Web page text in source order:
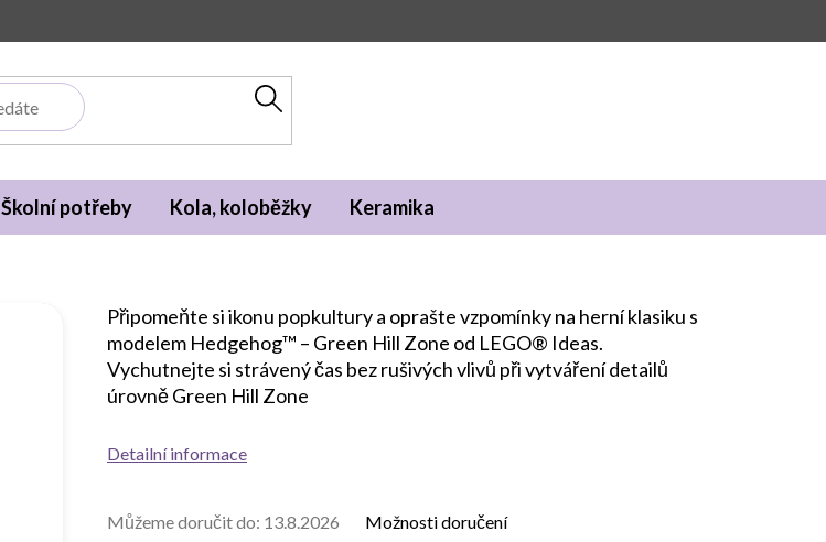
Školní potřeby Kola, koloběžky Keramika
Můžeme doručit do: 13.8.2026 Možnosti doručení
Připomeňte si ikonu popkultury a oprašte vzpomínky na herní klasiku s
modelem Hedgehog™ – Green Hill Zone od LEGO® Ideas.
Vychutnejte si strávený čas bez rušivých vlivů při vytváření detailů
úrovně Green Hill Zone
Detailní informace